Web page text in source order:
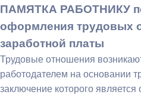
ПАМЯТКА РАБОТНИКУ
оформления трудовых
заработной платы
Трудовые отношения
работодателем на основании
заключение которого